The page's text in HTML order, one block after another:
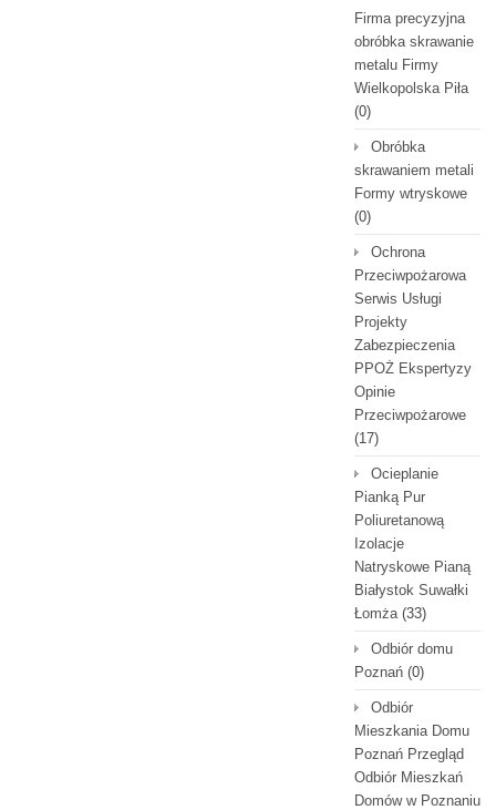
Firma precyzyjna
obróbka skrawanie
metalu Firmy
Wielkopolska Piła
(0)
Obróbka
skrawaniem metali
Formy wtryskowe
(0)
Ochrona
Przeciwpożarowa
Serwis Usługi
Projekty
Zabezpieczenia
PPOŻ Ekspertyzy
Opinie
Przeciwpożarowe
(17)
Ocieplanie
Pianką Pur
Poliuretanową
Izolacje
Natryskowe Pianą
Białystok Suwałki
Łomża(33)
Odbiór domu
Poznań (0)
Odbiór
Mieszkania Domu
Poznań Przegląd
Odbiór Mieszkań
Domów w Poznaniu